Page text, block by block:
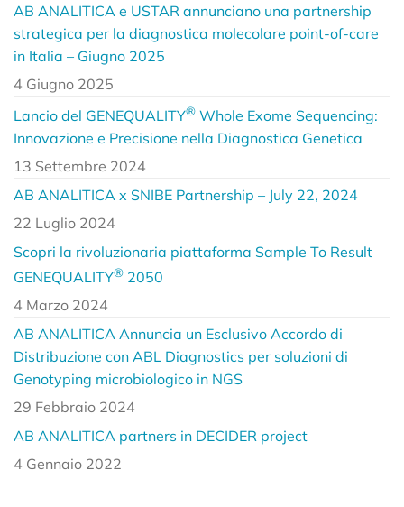
AB ANALITICA e USTAR annunciano una partnership
strategica per la diagnostica molecolare point-of-care
in Italia – Giugno 2025
4 Giugno 2025
Lancio del GENEQUALITY® Whole Exome Sequencing:
Innovazione e Precisione nella Diagnostica Genetica
13 Settembre 2024
AB ANALITICA x SNIBE Partnership – July 22, 2024
22 Luglio 2024
Scopri la rivoluzionaria piattaforma Sample To Result
GENEQUALITY® 2050
4 Marzo 2024
AB ANALITICA Annuncia un Esclusivo Accordo di
Distribuzione con ABL Diagnostics per soluzioni di
Genotyping microbiologico in NGS
29 Febbraio 2024
AB ANALITICA partners in DECIDER project
4 Gennaio 2022